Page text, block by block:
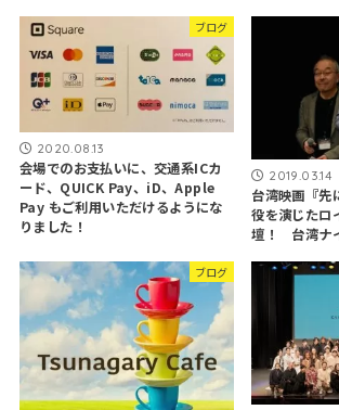
ブログ
2020.08.13
会場でのお支払いに、交通系ICカ
ード、QUICK Pay、iD、Apple
Pay もご利用いただけるようにな
りました！
2019.03.14
台湾映画『先
役を演じたロ
壇！ 台湾ナ
ブログ